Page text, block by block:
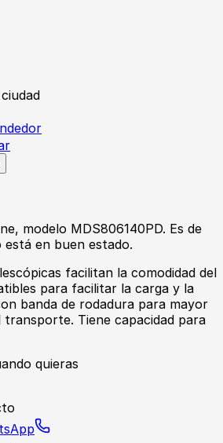
modelo MDS806140PD. Es de
en buen estado.
facilitan la comodidad del
para facilitar la carga y la
banda de rodadura para mayor
transporte. Tiene capacidad para
quieras